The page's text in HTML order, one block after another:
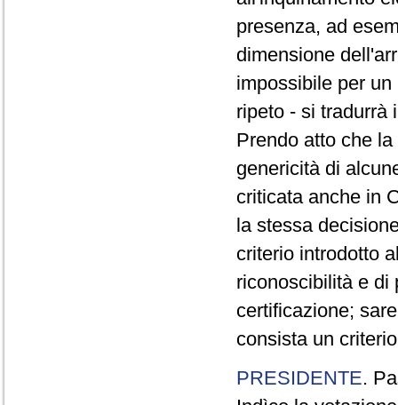
presenza, ad
dimensione
impossibile per
ripeto - si tradurrà
Prendo atto che
genericità di
criticata anche in
la stessa
criterio introdotto
riconoscibilità e di
certificazione;
consista un
PRESIDENTE.